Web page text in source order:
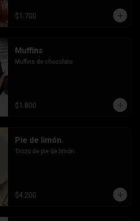
$1.700
Muffins
Muffins de chocolate.
$1.800
Pie de limón.
Trozo de pie de limón.
$4.200